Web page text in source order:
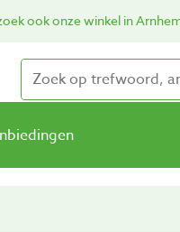
ook onze winkel in